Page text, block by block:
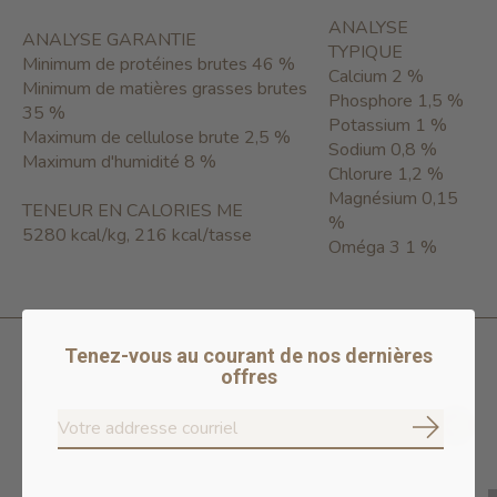
ANALYSE GARANTIE
Minimum de protéines brutes 46 %
Minimum de matières grasses brutes
35 %
Maximum de cellulose brute 2,5 %
Maximum d'humidité 8 %
TENEUR EN CALORIES ME
5280 kcal/kg, 216 kcal/tasse
ANALYSE
TYPIQUE
Calcium 2 %
Phosphore 1,5 %
Potassium 1 %
Sodium 0,8 %
Chlorure 1,2 %
Magnésium 0,15
%
Oméga 3 1 %
Produits connexes
Carousel items
Tenez-vous au courant de nos dernières
offres